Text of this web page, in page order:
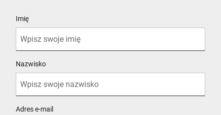
Imię
Nazwisko
Adres e-mail